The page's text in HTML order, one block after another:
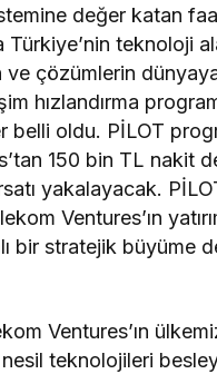
değer katan
Türkiye’nin teknoloji
çözümlerin
hızlandırma
oldu. PİLOT
150 bin TL nakit
yakalayacak.
Ventures’ın
bir stratejik büyüme
Ventures’ın
teknolojileri